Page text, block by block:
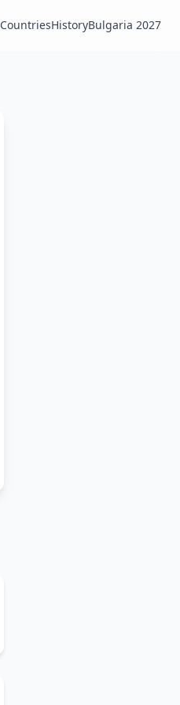
CountriesHistoryBulgaria 2027